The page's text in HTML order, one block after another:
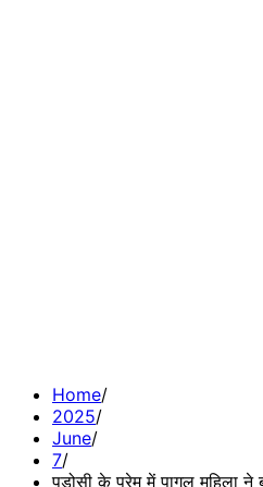
Home
2025
June
7
पड़ोसी के प्रेम में पागल महिला ने